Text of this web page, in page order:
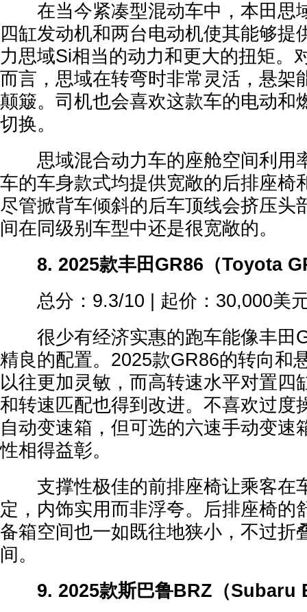
在当今紧凑型混动车中，本田思
四缸发动机和两台电动机使其能够提
力思域Si相当的动力和更大的扭矩。
而言，思域在转弯时非常灵活，悬架
颠簸。司机也会喜欢这款车的电动和
切换。
思域混合动力车的座舱空间利用
车的车身款式均提供宽敞的后排座椅
尽管掀背车倾斜的后车顶线会挤压头
间在同级别车型中还是很宽敞的。
8. 2025款丰田GR86（Toyota
总分：9.3/10 | 起价：30,000美
很少有经济实惠的跑车能像丰田
精良的配置。2025款GR86的转向和
以往更加灵敏，而高转速水平对置四
和转速匹配也得到改进。不喜欢过度
自动变速箱，但可选的六速手动变速
性相得益彰。
支撑性极佳的前排座椅让乘客在
定，内饰实用而非浮夸。后排座椅的
备箱空间也一如既往地狭小，不过折
间。
9. 2025款斯巴鲁BRZ（Subaru